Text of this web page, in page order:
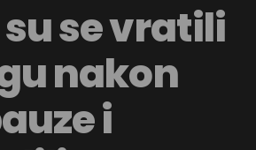
se vratili
nakon
i